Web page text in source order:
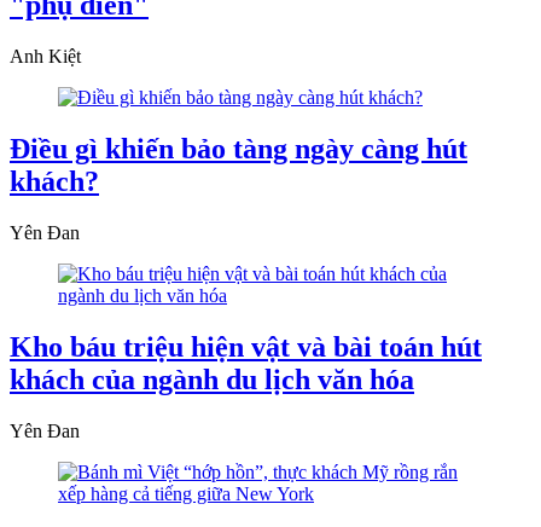
Anh Kiệt
Điều gì khiến bảo tàng ngày càng hút
khách?
Yên Đan
Kho báu triệu hiện vật và bài toán hút
khách của ngành du lịch văn hóa
Yên Đan